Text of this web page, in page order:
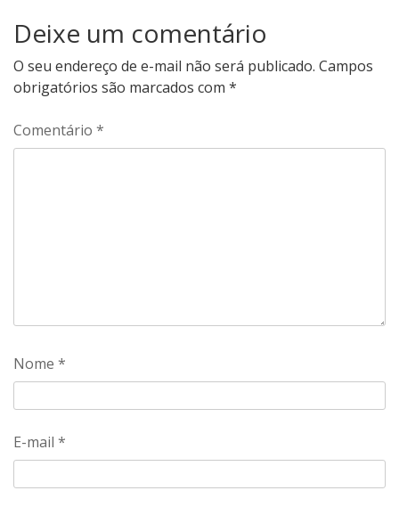
Deixe um comentário
O seu endereço de e-mail não será publicado. Campos
obrigatórios são marcados com *
Comentário *
Nome *
E-mail *